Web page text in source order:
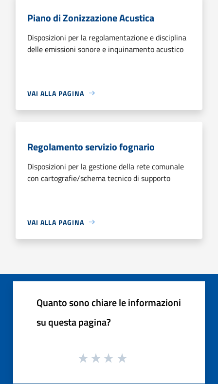
Piano di Zonizzazione Acustica
Disposizioni per la regolamentazione e disciplina
delle emissioni sonore e inquinamento acustico
VAI ALLA PAGINA
Regolamento servizio fognario
Disposizioni per la gestione della rete comunale
con cartografie/schema tecnico di supporto
VAI ALLA PAGINA
Quanto sono chiare le informazioni
su questa pagina?